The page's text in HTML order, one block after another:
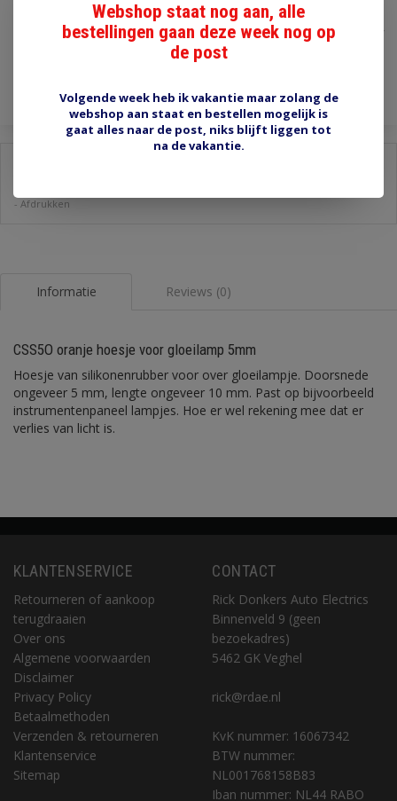
Toevoegen aan winkelwagen
- Afdrukken
Informatie Reviews (0)
CSS5O oranje hoesje voor gloeilamp 5mm
Hoesje van silikonenrubber voor over gloeilampje. Doorsnede
ongeveer 5 mm, lengte ongeveer 10 mm. Past op bijvoorbeeld
instrumentenpaneel lampjes. Hoe er wel rekening mee dat er
verlies van licht is.
KLANTENSERVICE
Retourneren of aankoop
terugdraaien
Over ons
Algemene voorwaarden
Disclaimer
Privacy Policy
Betaalmethoden
Verzenden & retourneren
Klantenservice
Sitemap
CONTACT
Rick Donkers Auto Electrics
Binnenveld 9 (geen
bezoekadres)
5462 GK Veghel
rick@rdae.nl
KvK nummer: 16067342
BTW nummer:
NL001768158B83
Iban nummer: NL44 RABO
Webshop staat nog aan, alle
bestellingen gaan deze week nog op
de post
Volgende week heb ik vakantie maar zolang de
webshop aan staat en bestellen mogelijk is
gaat alles naar de post, niks blijft liggen tot
na de vakantie.